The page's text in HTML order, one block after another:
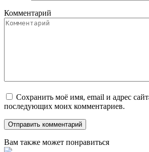
Комментарий
Сохранить моё имя, email и адрес
последующих моих комментариев.
Вам также может понравиться